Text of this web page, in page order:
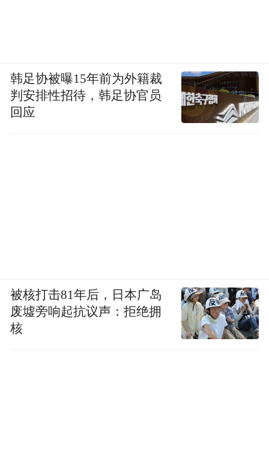
韩足协被曝15年前为外籍裁
判安排性招待，韩足协官员
回应
被核打击81年后，日本广岛
废墟旁响起抗议声：拒绝拥
核